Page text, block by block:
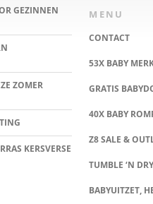
GEZINNEN
ZOMER
KERSVERSE
MENU
CONTACT
53X BABY
GRATIS
40X BABY
Z8 SALE &
TUMBLE ‘N
BABYUITZET,